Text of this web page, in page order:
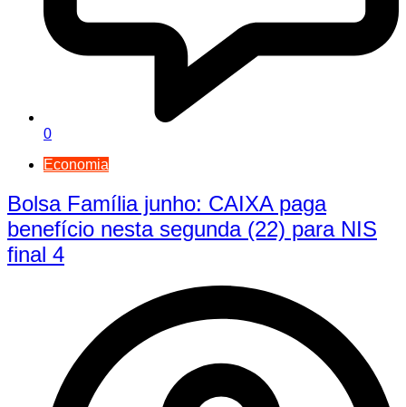
0
Economia
Bolsa Família junho: CAIXA paga
benefício nesta segunda (22) para NIS
final 4